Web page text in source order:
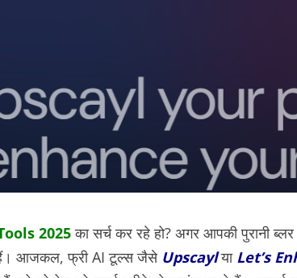
2025का सर्च कर रहे हो? अगर आपकी पुरानी
हैं। आजकल, फ्री AI टूल्स जैसेUpscaylयाLet’s